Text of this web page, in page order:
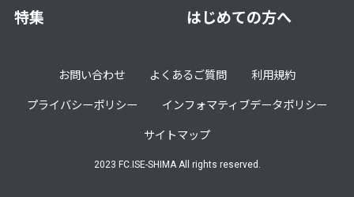
特集
はじめての方へ
お問い合わせ よくあるご質問
利用規約
プライバシーポリシー
インフォマティブデータポリシー
サイトマップ
2023 FC.ISE-SHIMA All rights reserved.